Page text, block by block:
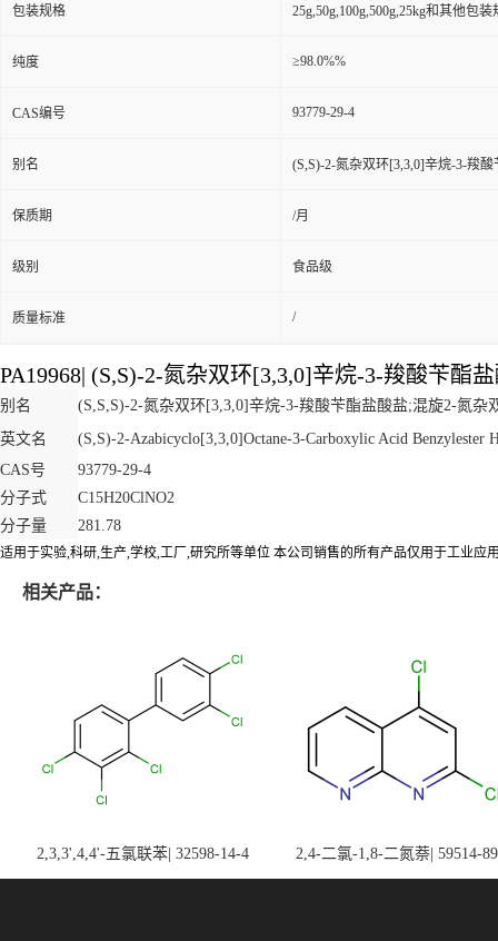
包装规格 25g,50g,100g,500g,25kg和其他包装
纯度 ≥98.0%%
CAS编号 93779-29-4
别名 (S,S)-2-氮杂双环[3,3,0]辛烷-3-羧
保质期 /月
级别 食品级
质量标准 /
PA19968| (S,S)-2-氮杂双环[3,3,0]辛烷-3-羧酸苄酯
别名
(S,S,S)-2-氮杂双环[3,3,0]辛烷-3-羧酸苄酯盐酸盐;混旋2-氮杂
英文名
(S,S)-2-Azabicyclo[3,3,0]Octane-3-Carboxylic Acid Benzylester
CAS号
93779-29-4
分子式
C15H20ClNO2
分子量
281.78
适用于实验,科研,生产,学校,工厂,研究所等单位 本公司销售的所有产品仅用于工业
相关产品：
2,3,3',4,4'-五氯联苯| 32598-14-4 2,4-二氯-1,8-二氮萘| 59514-